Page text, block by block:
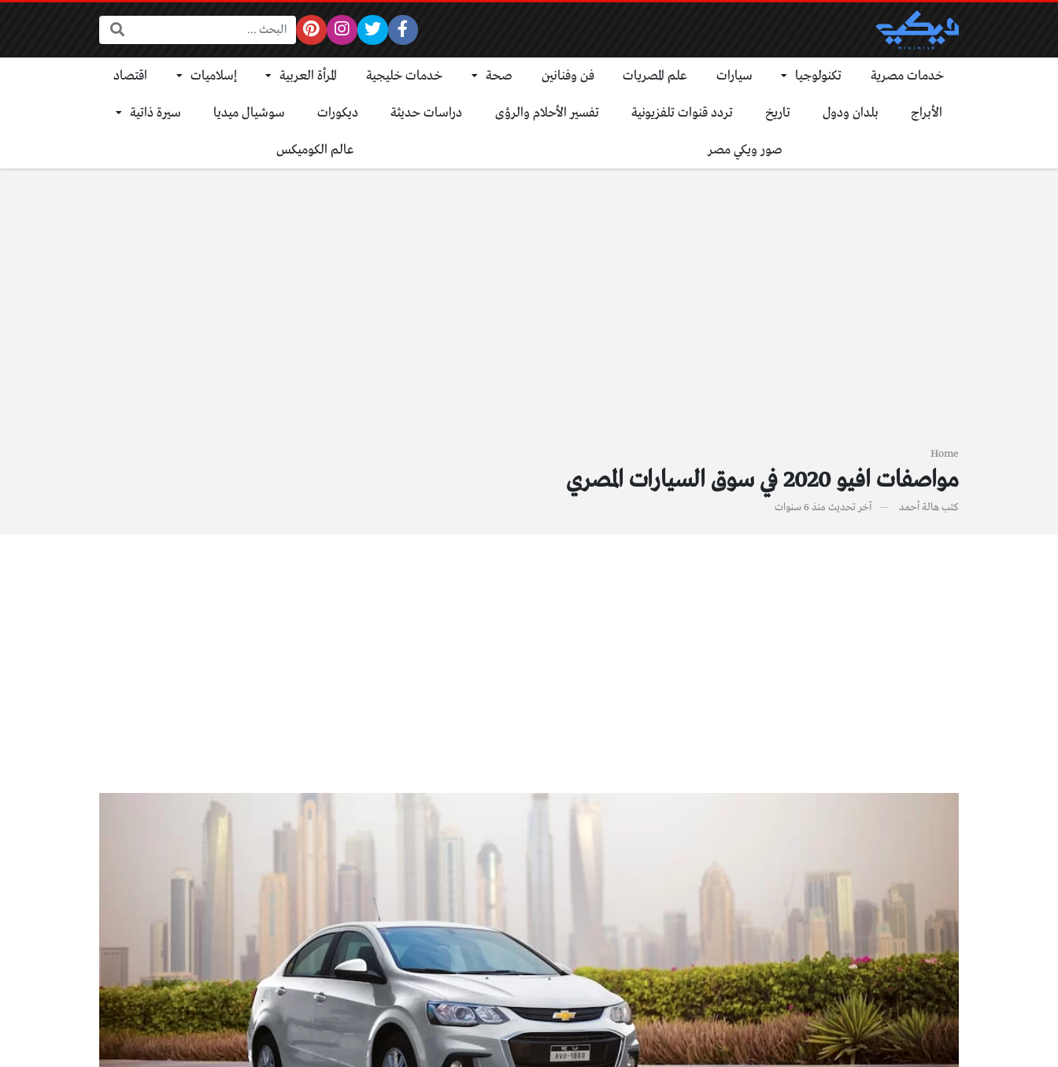
البحث:
خدمات مصرية تكنولوجيا سيارات علم المصريات فن وفنانين صحة خدمات خليجية المرأة العربية إسلاميات اقتصاد
الأبراج بلدان ودول تاريخ تردد قنوات تلفزيونية تفسير الأحلام والرؤى دراسات حديثة ديكورات سوشيال ميديا سيرة ذاتية
صور ويكي مصر عالم الكوميكس
Home
مواصفات افيو 2020 في سوق السيارات المصري
كتبهالة أحمد آخر تحديث منذ 6 سنوات